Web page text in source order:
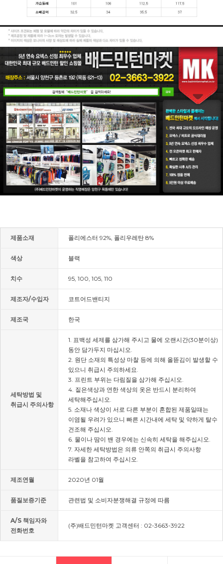
제품소재 폴리에스터 92%, 폴리우레탄 8%
색상 블랙
치수 95, 100, 105, 110
제조자/수입자 코트어드밴티지
제조국 한국
세탁방법 및
취급시 주의사항
1. 표백성 세제를 삼가해 주시고 물에 오랜시간(30분이상)
동안 담가두지 마십시오.
2. 원단 소재의 특성상 마찰 등에 의해 올뜯김이 발생할 수
있으니 취급시 주의하세요.
3. 프린트 부위는 다림질을 삼가해 주십시오.
4. 짙은색상과 연한 색상의 옷은 반드시 분리하여
세탁해주십시오.
5. 소재나 색상이 서로 다른 부분이 혼합된 제품일때는
이염될 우려가 있으니 빠른 시간내에 세탁 및 약하게 탈수
건조해 주십시오.
6. 물이나 땀이 밴 경우에는 신속히 세탁을 해주십시오.
7. 자세한 세탁방법은 의류 안쪽의 취급시 주의사항
라벨을 참고하여 주십시오.
제조연월 2020년 01월
품질보증기준 관련법 및 소비자분쟁해결 규정에 따름
A/S 책임자와
전화번호
(주)배드민턴마켓 고객센터 : 02-3663-3922